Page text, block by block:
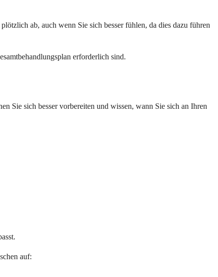
ab, auch wenn Sie sich besser fühlen, da dies dazu führen
erforderlich sind.
Sie sich besser vorbereiten und wissen, wann Sie sich an Ihren
auf: